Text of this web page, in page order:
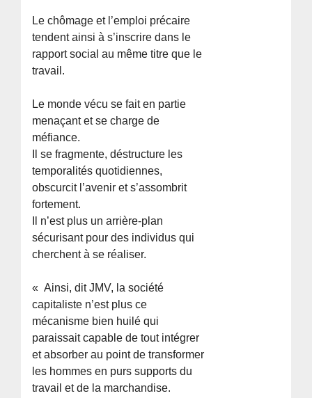
Le chômage et l’emploi précaire
tendent ainsi à s’inscrire dans le
rapport social au même titre que le
travail.
Le monde vécu se fait en partie
menaçant et se charge de
méfiance.
Il se fragmente, déstructure les
temporalités quotidiennes,
obscurcit l’avenir et s’assombrit
fortement.
Il n’est plus un arrière-plan
sécurisant pour des individus qui
cherchent à se réaliser.
« Ainsi, dit JMV, la société
capitaliste n’est plus ce
mécanisme bien huilé qui
paraissait capable de tout intégrer
et absorber au point de transformer
les hommes en purs supports du
travail et de la marchandise.